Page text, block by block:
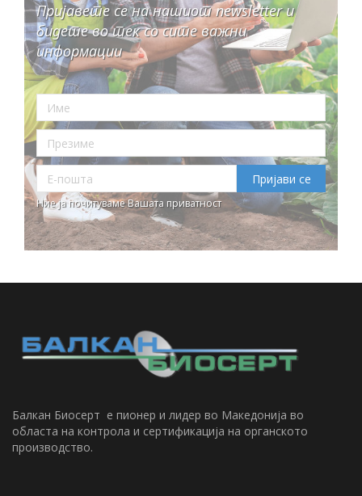
Пријавете се на нашиот newsletter и
бидете во тек со сите важни
информации
Ние ја почитуваме Вашата приватност
Балкан Биосерт е пионер и лидер во Македонија во
областа на контрола и сертификација на органското
производство.